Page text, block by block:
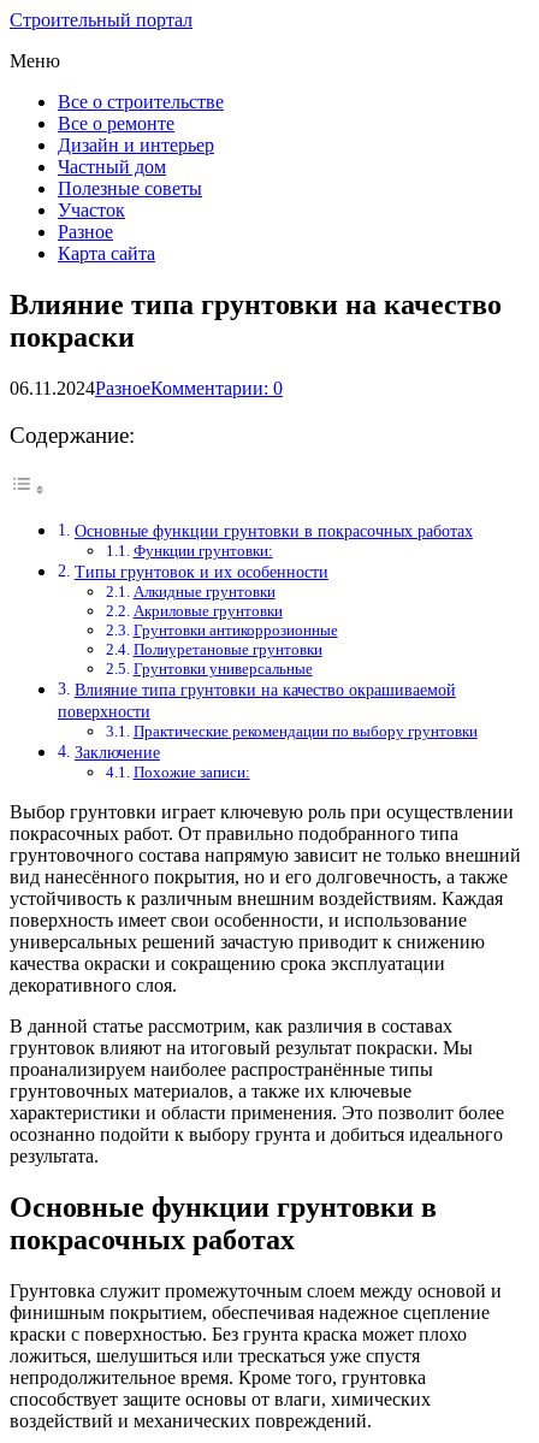
Строительный портал
Меню
Все о строительстве
Все о ремонте
Дизайн и интерьер
Частный дом
Полезные советы
Участок
Разное
Карта сайта
Влияние типа грунтовки на качество
покраски
06.11.2024РазноеКомментарии: 0
Содержание:
Основные функции грунтовки в покрасочных работах
Функции грунтовки:
Типы грунтовок и их особенности
Алкидные грунтовки
Акриловые грунтовки
Грунтовки антикоррозионные
Полиуретановые грунтовки
Грунтовки универсальные
Влияние типа грунтовки на качество окрашиваемой
поверхности
Практические рекомендации по выбору грунтовки
Заключение
Похожие записи:
Выбор грунтовки играет ключевую роль при осуществлении
покрасочных работ. От правильно подобранного типа
грунтовочного состава напрямую зависит не только внешний
вид нанесённого покрытия, но и его долговечность, а также
устойчивость к различным внешним воздействиям. Каждая
поверхность имеет свои особенности, и использование
универсальных решений зачастую приводит к снижению
качества окраски и сокращению срока эксплуатации
декоративного слоя.
В данной статье рассмотрим, как различия в составах
грунтовок влияют на итоговый результат покраски. Мы
проанализируем наиболее распространённые типы
грунтовочных материалов, а также их ключевые
характеристики и области применения. Это позволит более
осознанно подойти к выбору грунта и добиться идеального
результата.
Основные функции грунтовки в
покрасочных работах
Грунтовка служит промежуточным слоем между основой и
финишным покрытием, обеспечивая надежное сцепление
краски с поверхностью. Без грунта краска может плохо
ложиться, шелушиться или трескаться уже спустя
непродолжительное время. Кроме того, грунтовка
способствует защите основы от влаги, химических
воздействий и механических повреждений.